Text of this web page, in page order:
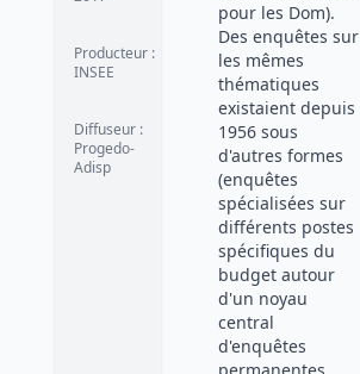
Producteur :
INSEE
Diffuseur :
Progedo-
Adisp
pour les Dom).
Des enquêtes sur
les mêmes
thématiques
existaient depuis
1956 sous
d'autres formes
(enquêtes
spécialisées sur
différents postes
spécifiques du
budget autour
d'un noyau
central
d'enquêtes